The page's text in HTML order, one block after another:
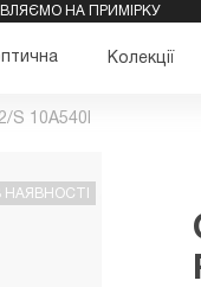
НА ПРИМІРКУ
Колекції
S 10A540I